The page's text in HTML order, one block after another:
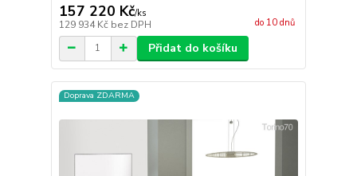
157 220 Kč/ks
129 934 Kč bez DPH do 10 dnů
Přidat do košíku
Doprava ZDARMA